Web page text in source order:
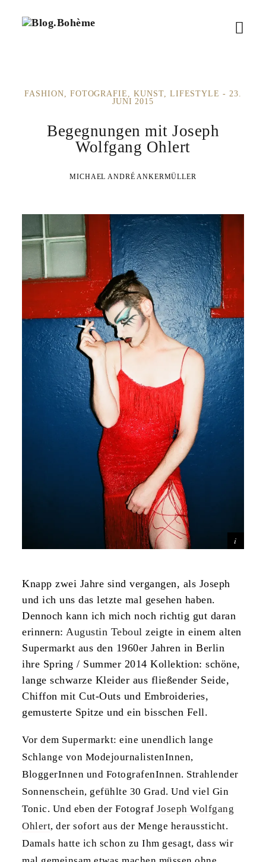
B
o
M
ü
e
FASHION FOTOGRAFIE KUNST LIFESTYLE
23.
JUNI 2015
Begegnungen mit Joseph
Wolfgang Ohlert
MICHAEL ANDRÉ ANKERMÜLLER
Knapp zwei Jahre sind vergangen, als Joseph
und ich uns das letzte mal gesehen haben.
Dennoch kann ich mich noch richtig gut daran
erinnern:Augustin Teboul zeigte in einem alten
Supermarkt aus den 1960er Jahren in Berlin
ihre Spring / Summer 2014 Kollektion: schöne,
lange schwarze Kleider aus fließender Seide,
Chiffon mit Cut-Outs und Embroideries,
gemusterte Spitze und ein bisschen Fell.
Vor dem Supermarkt: eine unendlich lange
Schlange von ModejournalistenInnen,
BloggerInnen und FotografenInnen. Strahlender
Sonnenschein, gefühlte 30 Grad. Und viel Gin
Tonic. Und eben der Fotograf Joseph Wolfgang
Ohlert, der sofort aus der Menge heraussticht.
Damals hatte ich schon zu Ihm gesagt, dass wir